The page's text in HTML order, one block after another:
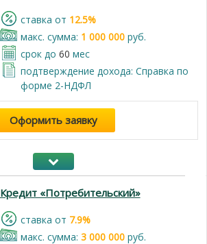
cтавка от 12.5%
макс. сумма: 1 000 000руб.
срок до 60 мес
подтверждение дохода: Справка по
форме 2-НДФЛ
Оформить заявку
Кредит «Потребительский»
cтавка от 7.9%
макс. сумма: 3 000 000руб.